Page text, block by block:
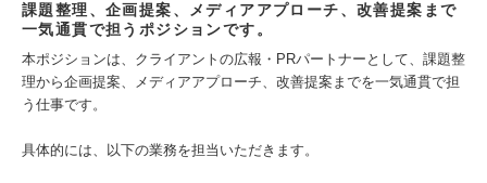
課題整理、企画提案、メディアアプローチ、改善提案まで
一気通貫で担うポジションです。
本ポジションは、クライアントの広報・PRパートナーとして、課題整
理から企画提案、メディアアプローチ、改善提案までを一気通貫で担
う仕事です。
具体的には、以下の業務を担当いただきます。